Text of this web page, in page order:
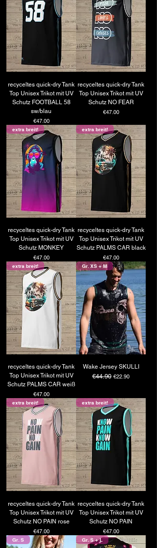
recyceltes quick-dry Tank
Top Unisex Trikot mit UV
Schutz FOOTBALL 58
sw/blau
Price
€47.00
recyceltes quick-dry Tank
Top Unisex Trikot mit UV
Schutz NO FEAR
Price
€47.00
extra breit!
recyceltes quick-dry Tank
Top Unisex Trikot mit UV
Schutz MONKEY
Price
€47.00
extra breit!
recyceltes quick-dry Tank
Top Unisex Trikot mit UV
Schutz PALMS CAR black
Price
€47.00
extra breit!
recyceltes quick-dry Tank
Top Unisex Trikot mit UV
Schutz PALMS CAR weiß
Price
€47.00
Gr. XS + M
Wake Jersey SKULLI
Regular Price
€44.90 Sale Price
€22.90
extra breit!
recyceltes quick-dry Tank
Top Unisex Trikot mit UV
Schutz NO PAIN rose
Price
€47.00
extra breit!
recyceltes quick-dry Tank
Top Unisex Trikot mit UV
Schutz NO PAIN
Price
€47.00
Gr. S Gr. S + L